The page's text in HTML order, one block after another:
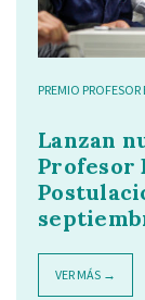
PREMIO
Lanzan
Profesor
VER MÁS →